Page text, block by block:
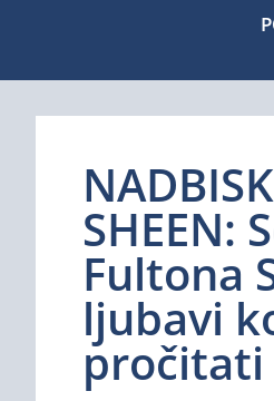
SHEEN:
Fultona
ljubavi
pročitati